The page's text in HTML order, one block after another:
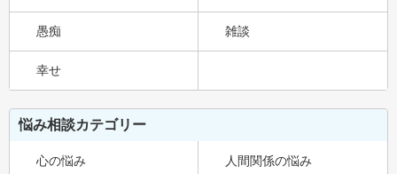
愚痴 雑談
幸せ
悩み相談カテゴリー
心の悩み 人間関係の悩み